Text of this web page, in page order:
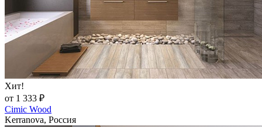
Хит!
от 1 333 ₽
Cimic Wood
Kerranova, Россия